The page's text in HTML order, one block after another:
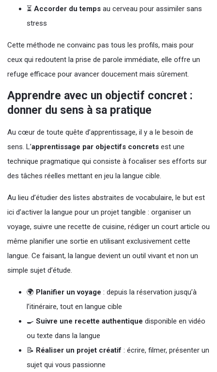
⏳ Accorder du temps au cerveau pour assimiler sans
stress
Cette méthode ne convainc pas tous les profils, mais pour
ceux qui redoutent la prise de parole immédiate, elle offre un
refuge efficace pour avancer doucement mais sûrement.
Apprendre avec un objectif concret :
donner du sens à sa pratique
Au cœur de toute quête d’apprentissage, il y a le besoin de
sens. L’apprentissage par objectifs concrets est une
technique pragmatique qui consiste à focaliser ses efforts sur
des tâches réelles mettant en jeu la langue cible.
Au lieu d’étudier des listes abstraites de vocabulaire, le but est
ici d’activer la langue pour un projet tangible : organiser un
voyage, suivre une recette de cuisine, rédiger un court article ou
même planifier une sortie en utilisant exclusivement cette
langue. Ce faisant, la langue devient un outil vivant et non un
simple sujet d’étude.
🌍 Planifier un voyage : depuis la réservation jusqu’à
l’itinéraire, tout en langue cible
🍳 Suivre une recette authentique disponible en vidéo
ou texte dans la langue
📝 Réaliser un projet créatif : écrire, filmer, présenter un
sujet qui vous passionne